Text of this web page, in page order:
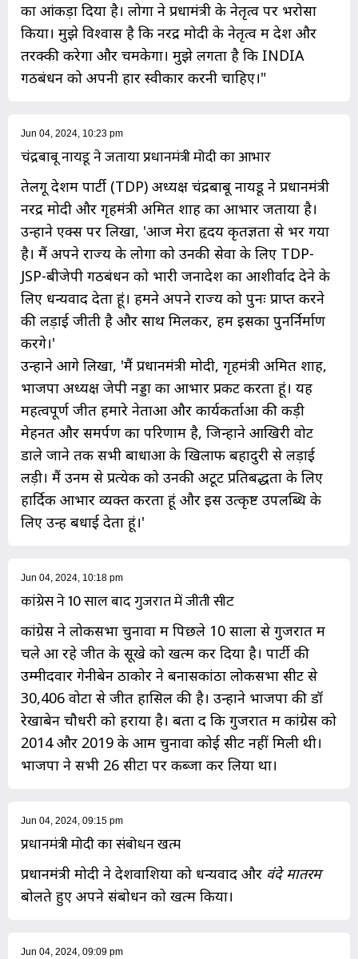
का आंकड़ा दिया है। लोगों ने प्रधामंत्री के नेतृत्व पर भरोसा
किया। मुझे विश्वास है कि नरेंद्र मोदी के नेतृत्व में देश और
तरक्की करेगा और चमकेगा। मुझे लगता है कि INDIA
गठबंधन को अपनी हार स्वीकार करनी चाहिए।"
Jun 04, 2024, 10:23 pm
चंद्रबाबू नायडू ने जताया प्रधानमंत्री मोदी का आभार
तेलगू देशम पार्टी (TDP) अध्यक्ष चंद्रबाबू नायडू ने प्रधानमंत्री
नरेंद्र मोदी और गृहमंत्री अमित शाह का आभार जताया है।
उन्होंने एक्स पर लिखा, 'आज मेरा हृदय कृतज्ञता से भर गया
है। मैं अपने राज्य के लोगों को उनकी सेवा के लिए TDP-
JSP-बीजेपी गठबंधन को भारी जनादेश का आशीर्वाद देने के
लिए धन्यवाद देता हूं। हमने अपने राज्य को पुनः प्राप्त करने
की लड़ाई जीती है और साथ मिलकर, हम इसका पुनर्निर्माण
करेंगे।'
उन्होंने आगे लिखा, 'मैं प्रधानमंत्री मोदी, गृहमंत्री अमित शाह,
भाजपा अध्यक्ष जेपी नड्डा का आभार प्रकट करता हूं। यह
महत्वपूर्ण जीत हमारे नेताओं और कार्यकर्ताओं की कड़ी
मेहनत और समर्पण का परिणाम है, जिन्होंने आखिरी वोट
डाले जाने तक सभी बाधाओं के खिलाफ बहादुरी से लड़ाई
लड़ी। मैं उनमें से प्रत्येक को उनकी अटूट प्रतिबद्धता के लिए
हार्दिक आभार व्यक्त करता हूं और इस उत्कृष्ट उपलब्धि के
लिए उन्हें बधाई देता हूं।'
Jun 04, 2024, 10:18 pm
कांग्रेस ने 10 साल बाद गुजरात में जीती सीट
कांग्रेस ने लोकसभा चुनावों में पिछले 10 सालों से गुजरात में
चले आ रहे जीत के सूखे को खत्म कर दिया है। पार्टी की
उम्मीदवार गेनीबेन ठाकोर ने बनासकांठा लोकसभा सीट से
30,406 वोटों से जीत हासिल की है। उन्होंने भाजपा की डॉ
रेखाबेन चौधरी को हराया है। बता दें कि गुजरात में कांग्रेस को
2014 और 2019 के आम चुनावों कोई सीट नहीं मिली थी।
भाजपा ने सभी 26 सीटों पर कब्जा कर लिया था।
Jun 04, 2024, 09:15 pm
प्रधानमंत्री मोदी का संबोधन खत्म
प्रधानमंत्री मोदी ने देशवाशियों को धन्यवाद और वंदे मातरम
बोलते हुए अपने संबोधन को खत्म किया।
Jun 04, 2024, 09:09 pm